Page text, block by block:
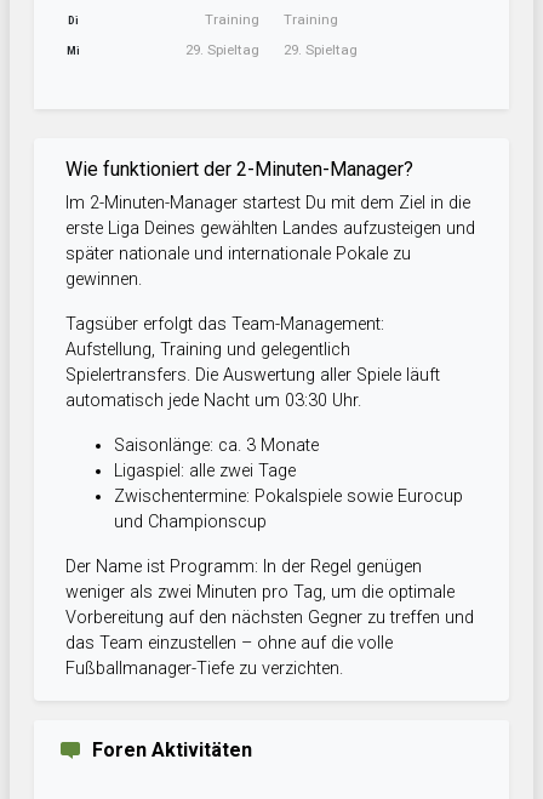
Di Training
Mi 29. Spieltag
Training
29. Spieltag
Wie funktioniert der 2-Minuten-Manager?
Im 2-Minuten-Manager startest Du mit dem Ziel in die
erste Liga Deines gewählten Landes aufzusteigen und
später nationale und internationale Pokale zu
gewinnen.
Tagsüber erfolgt das Team-Management:
Aufstellung, Training und gelegentlich
Spielertransfers. Die Auswertung aller Spiele läuft
automatisch jede Nacht um 03:30 Uhr.
Saisonlänge: ca. 3 Monate
Ligaspiel: alle zwei Tage
Zwischentermine: Pokalspiele sowie Eurocup
und Championscup
Der Name ist Programm: In der Regel genügen
weniger als zwei Minuten pro Tag, um die optimale
Vorbereitung auf den nächsten Gegner zu treffen und
das Team einzustellen – ohne auf die volle
Fußballmanager-Tiefe zu verzichten.
Foren Aktivitäten